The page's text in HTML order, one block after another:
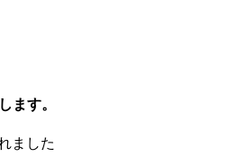
ます。
ました